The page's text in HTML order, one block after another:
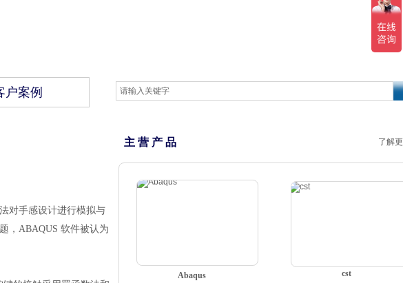
户案例
对手感设计进行模拟与
， ABAQUS 软件被认为
主 营 产 品 了解
cst
Abaqus